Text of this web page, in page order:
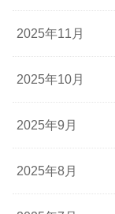
2025年11月
2025年10月
2025年9月
2025年8月